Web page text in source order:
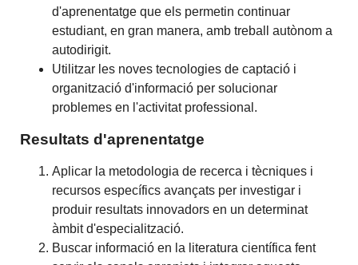
d'aprenentatge que els permetin continuar
estudiant, en gran manera, amb treball autònom a
autodirigit.
Utilitzar les noves tecnologies de captació i
organització d'informació per solucionar
problemes en l'activitat professional.
Resultats d'aprenentatge
Aplicar la metodologia de recerca i tècniques i
recursos específics avançats per investigar i
produir resultats innovadors en un determinat
àmbit d'especialització.
Buscar informació en la literatura científica fent